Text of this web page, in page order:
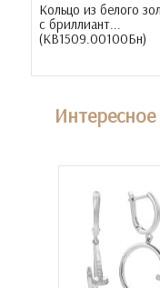
Кольцо из белого
с бриллиант...
(КВ1509.00100Бн)